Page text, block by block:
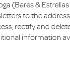
(Bares &
to the
rectify and
information